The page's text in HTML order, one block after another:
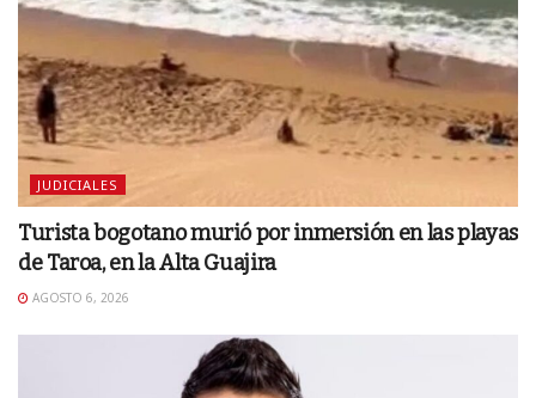
JUDICIALES
Turista bogotano murió por inmersión en las playas
de Taroa, en la Alta Guajira
AGOSTO 6, 2026